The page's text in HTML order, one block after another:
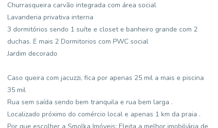
Churrasqueira carvão integrada com área social
Lavanderia privativa interna
3 dormitórios sendo 1 suíte e closet e banheiro grande com 2
duchas. E mais 2 Dormitorios com PWC social
Jardim decorado
Caso queira com jacuzzi, fica por apenas 25 mil a mais e piscina
35 mil
Rua sem saída sendo bem tranquila e rua bem larga .
Localizado próximo do comércio local e apenas 1 km da praia .